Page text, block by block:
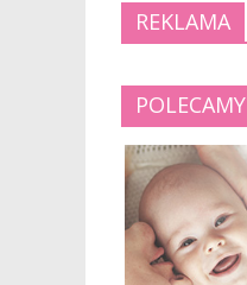
REKLAMA
POLECAMY